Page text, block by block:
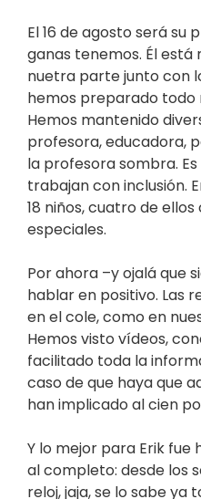
El 16 de agosto será su
ganas tenemos. Él
nuetra parte junto con
hemos preparado todo
Hemos mantenido
profesora, educadora,
la profesora sombra.
trabajan con inclusión.
18 niños, cuatro de
especiales.
Por ahora –y ojalá que
hablar en positivo. Las
en el cole, como en
Hemos visto vídeos,
facilitado toda la
caso de que haya que
han implicado al cien
Y lo mejor para Erik fue
al completo: desde los
reloj, jaja, se lo sabe ya